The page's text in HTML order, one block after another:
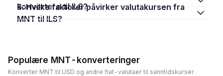
konvertere til ILS?
5. Hvilke faktorer påvirker valutakursen fra
MNT til ILS?
Populære MNT-konverteringer
Konverter MNT til USD og andre fiat-valutaer til sanntidskurser.